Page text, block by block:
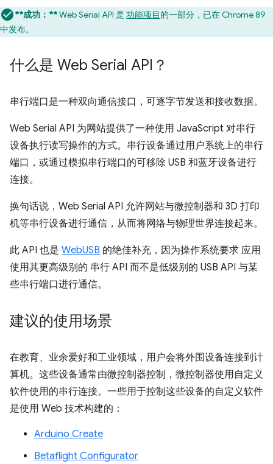
**成功：**Web Serial API 是 功能项目的一部分，已在 Chrome 89
中发布。
什么是 Web Serial API？
串行端口是一种双向通信接口，可逐字节发送和接收数据。
Web Serial API 为网站提供了一种使用 JavaScript 对串行
设备执行读写操作的方式。串行设备通过用户系统上的串行
端口，或通过模拟串行端口的可移除 USB 和蓝牙设备进行
连接。
换句话说，Web Serial API 允许网站与微控制器和 3D 打印
机等串行设备进行通信，从而将网络与物理世界连接起来。
此 API 也是 WebUSB 的绝佳补充，因为操作系统要求 应用
使用其更高级别的 串行 API 而不是低级别的 USB API 与某
些串行端口进行通信。
建议的使用场景
在教育、业余爱好和工业领域，用户会将外围设备连接到计
算机。这些设备通常由微控制器控制，微控制器使用自定义
软件使用的串行连接。一些用于控制这些设备的自定义软件
是使用 Web 技术构建的：
Arduino Create
Betaflight Configurator